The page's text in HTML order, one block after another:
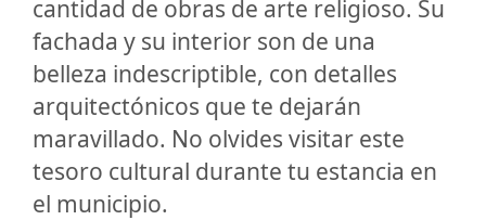
cantidad de obras de arte religioso. Su
fachada y su interior son de una
belleza indescriptible, con detalles
arquitectónicos que te dejarán
maravillado. No olvides visitar este
tesoro cultural durante tu estancia en
el municipio.